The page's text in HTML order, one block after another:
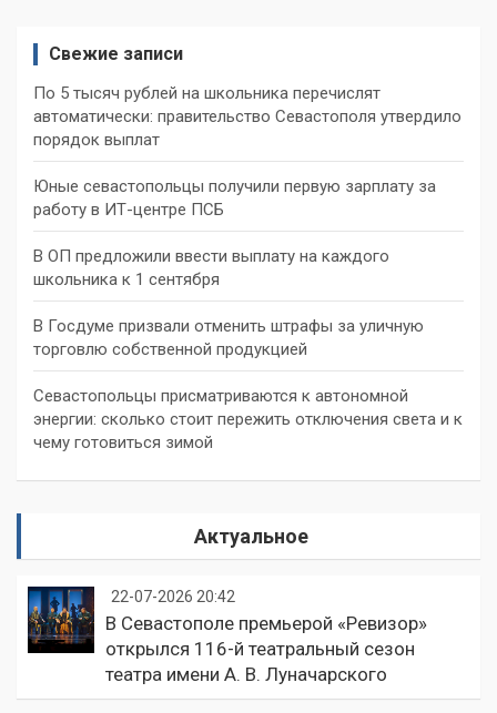
Свежие записи
По 5 тысяч рублей на школьника перечислят
автоматически: правительство Севастополя утвердило
порядок выплат
Юные севастопольцы получили первую зарплату за
работу в ИТ-центре ПСБ
В ОП предложили ввести выплату на каждого
школьника к 1 сентября
В Госдуме призвали отменить штрафы за уличную
торговлю собственной продукцией
Севастопольцы присматриваются к автономной
энергии: сколько стоит пережить отключения света и к
чему готовиться зимой
Актуальное
22-07-2026 20:42
В Севастополе премьерой «Ревизор»
открылся 116-й театральный сезон
театра имени А. В. Луначарского